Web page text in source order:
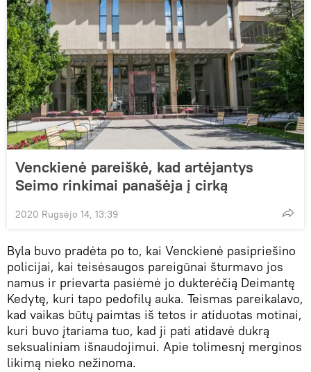
Venckienė pareiškė, kad artėjantys
Seimo rinkimai panašėja į cirką
2020 Rugsėjo 14, 13:39
Byla buvo pradėta po to, kai Venckienė pasipriešino
policijai, kai teisėsaugos pareigūnai šturmavo jos
namus ir prievarta pasiėmė jo dukterėčią Deimantę
Kedytę, kuri tapo pedofilų auka. Teismas pareikalavo,
kad vaikas būtų paimtas iš tetos ir atiduotas motinai,
kuri buvo įtariama tuo, kad ji pati atidavė dukrą
seksualiniam išnaudojimui. Apie tolimesnį merginos
likimą nieko nežinoma.